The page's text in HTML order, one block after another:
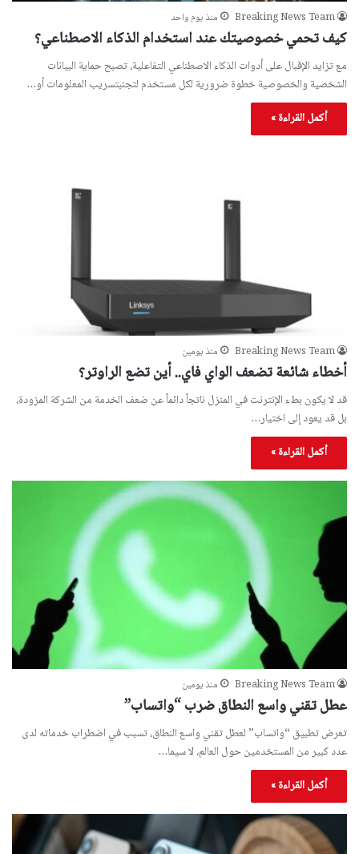
Breaking News Team منذ يوم واحد
كيف تحمي خصوصيتك عند استخدام الذكاء الاصطناعي؟
مع تزايد الإقبال على أدوات الذكاء الاصطناعي التفاعلية، تصبح حماية البيانات
الشخصية والخصوصية خطوة ضرورية لكل مستخدم لتجنبتسريب المعلومات أو…
أكمل القراءة »
Breaking News Team منذ يومين
أخطاء شائعة تضعف الواي فاي.. أين تضع الراوتر؟
قد لا يكون بطء الإنترنت في المنزل ناتجاً دائماً عن ضعف الخدمة من الشركة المزودة،
بل قد يعود إلى اختيار…
أكمل القراءة »
Breaking News Team منذ يومين
عطل تقني واسع النطاق ضرب “واتساب”
تعرض تطبيق “واتساب” لعطل تقني واسع النطاق، تسبب في اضطراب خدماته لدى
عدد كبير من المستخدمين حول العالم، لا سيما…
أكمل القراءة »